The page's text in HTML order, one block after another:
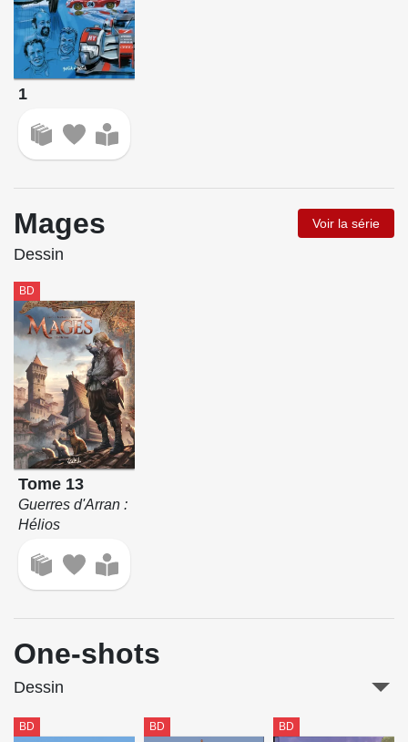
1
Mages Voir la série
Dessin
BD
Tome 13
Guerres d'Arran :
Hélios
One-shots
Dessin
BD BD BD